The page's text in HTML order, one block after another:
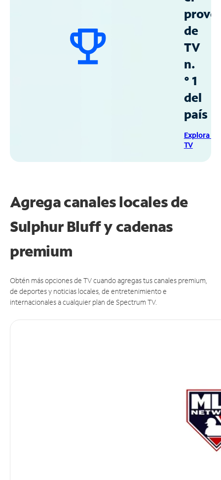
de
TV
n.
° 1
del
país
Explora
TV
Agrega canales locales de
Sulphur Bluff y cadenas
premium
Obtén más opciones de TV cuando agregas tus canales premium,
de deportes y noticias locales, de entretenimiento e
internacionales a cualquier plan de Spectrum TV.